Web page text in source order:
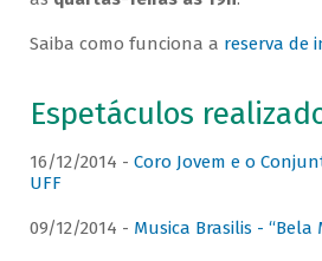
Saiba como funciona a reserva de
Espetáculos
16/12/2014 - Coro Jovem e o
UFF
09/12/2014 - Musica Brasilis - “Bela